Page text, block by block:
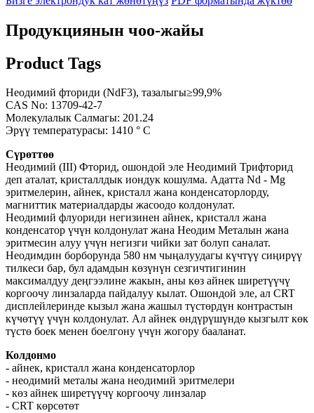
Продукциянын чоо-жайы
Product Tags
Неодимий фториди (NdF3), тазалыгы≥99,9%
CAS No: 13709-42-7
Молекулалык Салмагы: 201.24
Эрүү температурасы: 1410 ° C
Сүрөттөө
Неодимий (III) Фторид, ошондой эле Неодимий Трифторид
деп аталат, кристаллдык иондук кошулма. Адатта Nd - Mg
эритмелерин, айнек, кристалл жана конденсаторлорду,
магниттик материалдарды жасоодо колдонулат.
Неодимий флуориди негизинен айнек, кристалл жана
конденсатор үчүн колдонулат жана Неодим Металын жана
эритмесин алуу үчүн негизги чийки зат болуп саналат.
Неодимдин борборунда 580 нм чыңалуудагы күчтүү сиңирүү
тилкеси бар, бул адамдын көзүнүн сезгичтигинин
максималдуу деңгээлине жакын, аны көз айнек ширетүүчү
коргоочу линзаларда пайдалуу кылат. Ошондой эле, ал CRT
дисплейлеринде кызыл жана жашыл түстөрдүн контрастын
күчөтүү үчүн колдонулат. Ал айнек өндүрүшүндө кызгылт көк
түстө боек менен боелгону үчүн жогору бааланат.
Колдонмо
- айнек, кристалл жана конденсаторлор
- неодимий металы жана неодимий эритмелери
- көз айнек ширетүүчү коргоочу линзалар
- CRT көрсөтөт